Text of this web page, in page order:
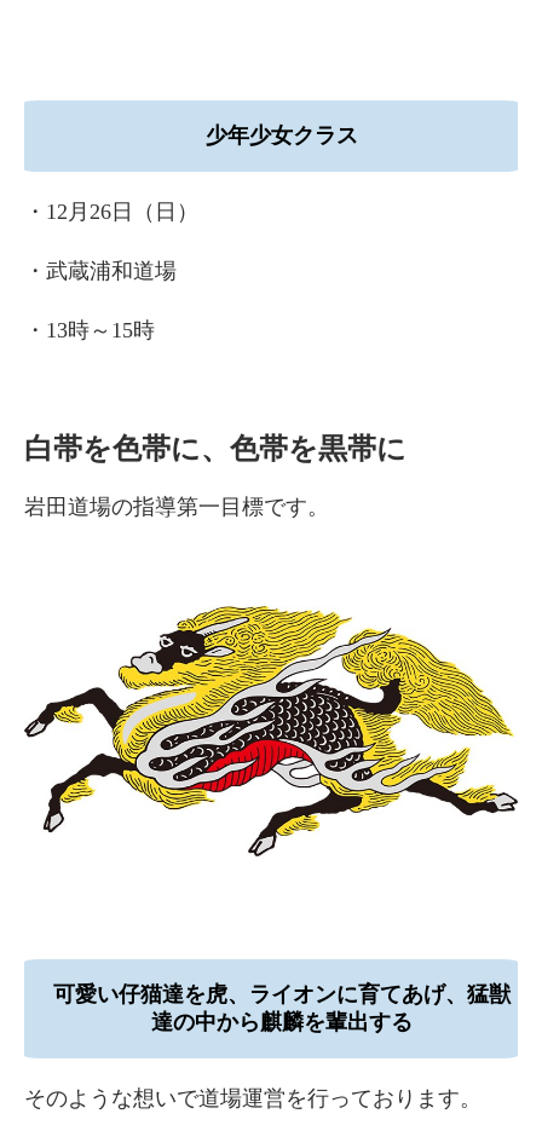
少年少女クラス
・12月26日（日）
・武蔵浦和道場
・13時～15時
白帯を色帯に、色帯を黒帯に
岩田道場の指導第一目標です。
可愛い仔猫達を虎、ライオンに育てあげ、猛獣
達の中から麒麟を輩出する
そのような想いで道場運営を行っております。